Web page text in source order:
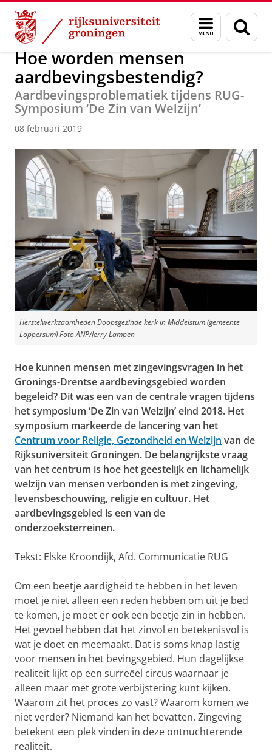
Skip
Content
Skip
Navigation
Menu
en
zoeken
Over ons Actueel Nieuws Nieuwsberichten
Hoe worden mensen
aardbevingsbestendig?
Aardbevingsproblematiek tijdens RUG-
Symposium ‘De Zin van Welzijn’
08 februari 2019
Herstelwerkzaamheden Doopsgezinde kerk in Middelstum (gemeente
Loppersum)Foto ANP/Jerry Lampen
Hoe kunnen mensen met zingevingsvragen in het
Gronings-Drentse aardbevingsgebied worden
begeleid? Dit was een van de centrale vragen tijdens
het symposium ‘De Zin van Welzijn’ eind 2018. Het
symposium markeerde de lancering van het
Centrum voor Religie, Gezondheid en Welzijn van de
Rijksuniversiteit Groningen. De belangrijkste vraag
van het centrum is hoe het geestelijk en lichamelijk
welzijn van mensen verbonden is met zingeving,
levensbeschouwing, religie en cultuur. Het
aardbevingsgebied is een van de
onderzoeksterreinen.
Tekst: Elske Kroondijk, Afd. Communicatie RUG
Om een beetje aardigheid te hebben in het leven
moet je niet alleen een reden hebben om uit je bed
te komen, je moet er ook een beetje zin in hebben.
Het gevoel hebben dat het zinvol en betekenisvol is
wat je doet en meemaakt. Dat is soms knap lastig
voor mensen in het bevingsgebied. Hun dagelijkse
realiteit lijkt op een surreëel circus waarnaar je
alleen maar met grote verbijstering kunt kijken.
Waarom zit het proces zo vast? Waarom komen we
niet verder? Niemand kan het bevatten. Zingeving
betekent een plek vinden in deze ontnuchterende
realiteit.